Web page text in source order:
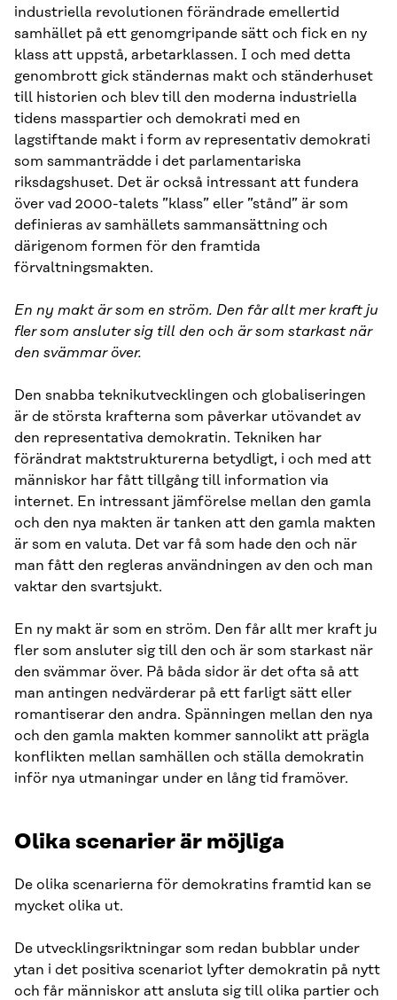
industriella revolutionen förändrade emellertid
samhället på ett genomgripande sätt och fick en ny
klass att uppstå, arbetarklassen. I och med detta
genombrott gick ständernas makt och ständerhuset
till historien och blev till den moderna industriella
tidens masspartier och demokrati med en
lagstiftande makt i form av representativ demokrati
som sammanträdde i det parlamentariska
riksdagshuset. Det är också intressant att fundera
över vad 2000-talets ”klass” eller ”stånd” är som
definieras av samhällets sammansättning och
därigenom formen för den framtida
förvaltningsmakten.
En ny makt är som en ström. Den får allt mer kraft ju
fler som ansluter sig till den och är som starkast när
den svämmar över.
Den snabba teknikutvecklingen och globaliseringen
är de största krafterna som påverkar utövandet av
den representativa demokratin. Tekniken har
förändrat maktstrukturerna betydligt, i och med att
människor har fått tillgång till information via
internet. En intressant jämförelse mellan den gamla
och den nya makten är tanken att den gamla makten
är som en valuta. Det var få som hade den och när
man fått den regleras användningen av den och man
vaktar den svartsjukt.
En ny makt är som en ström. Den får allt mer kraft ju
fler som ansluter sig till den och är som starkast när
den svämmar över. På båda sidor är det ofta så att
man antingen nedvärderar på ett farligt sätt eller
romantiserar den andra. Spänningen mellan den nya
och den gamla makten kommer sannolikt att prägla
konflikten mellan samhällen och ställa demokratin
inför nya utmaningar under en lång tid framöver.
Olika scenarier är möjliga
De olika scenarierna för demokratins framtid kan se
mycket olika ut.
De utvecklingsriktningar som redan bubblar under
ytan i det positiva scenariot lyfter demokratin på nytt
och får människor att ansluta sig till olika partier och